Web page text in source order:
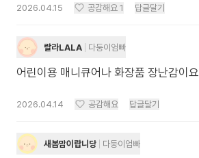
2026.04.15 공감해요 1 답글달기
랄라LALA 다둥이엄빠
어린이용 매니큐어나 화장품 장난감이요
2026.04.14 공감해요 답글달기
새봄맘이랍니당 다둥이엄빠